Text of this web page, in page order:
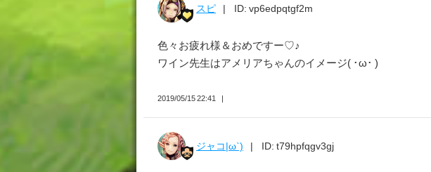
スピ ID: vp6edpqtgf2m
色々お疲れ様＆おめですー♡♪
ワイン先生はアメリアちゃんのイメージ( ･ω･ )
2019/05/15 22:41
ジャコ|ω`) ID: t79hpfqgv3gj